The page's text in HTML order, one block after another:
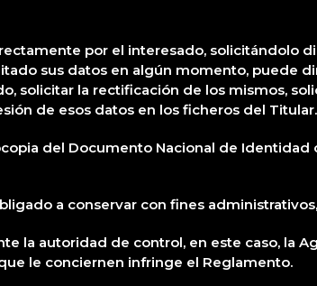
por el interesado, solicitándolo
sus datos en algún momento, puede
solicitar la rectificación de los mismos,
de esos datos en los ficheros del Titular.
del Documento Nacional de Identidad
a conservar con fines
la autoridad de control, en este caso, la
le conciernen infringe el Reglamento.